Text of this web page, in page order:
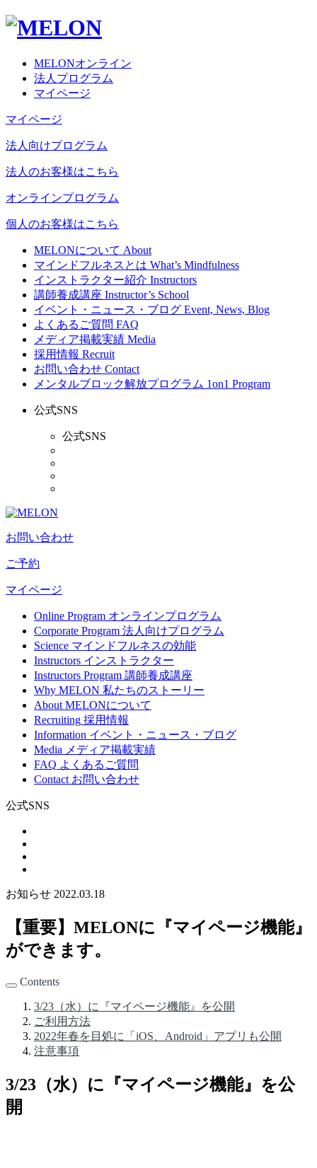
MELONオンライン
法人プログラム
マイページ
マイページ
法人向けプログラム
法人のお客様はこちら
オンラインプログラム
個人のお客様はこちら
MELONについて About
マインドフルネスとは What’s Mindfulness
インストラクター紹介 Instructors
講師養成講座 Instructor’s School
イベント・ニュース・ブログ Event, News, Blog
よくあるご質問 FAQ
メディア掲載実績 Media
採用情報 Recruit
お問い合わせ Contact
メンタルブロック解放プログラム 1on1 Program
公式SNS
公式SNS
お問い合わせ
ご予約
マイページ
Online Program オンラインプログラム
Corporate Program 法人向けプログラム
Science マインドフルネスの効能
Instructors インストラクター
Instructors Program 講師養成講座
Why MELON 私たちのストーリー
About MELONについて
Recruiting 採用情報
Information イベント・ニュース・ブログ
Media メディア掲載実績
FAQ よくあるご質問
Contact お問い合わせ
公式SNS
お知らせ 2022.03.18
【重要】MELONに『マイページ機能』
ができます。
Contents
3/23（水）に『マイページ機能』を公開
ご利用方法
2022年春を目処に「iOS、Android」アプリも公開
注意事項
3/23（水）に『マイページ機能』を公
開